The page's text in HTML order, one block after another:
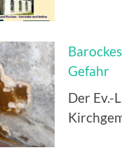
Gefahr
Der Ev.-